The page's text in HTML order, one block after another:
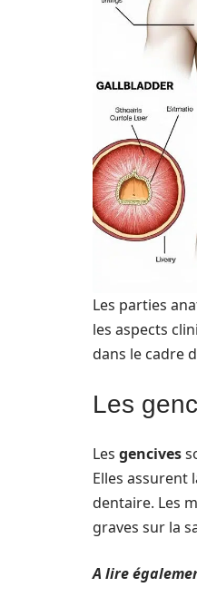
Les parties
les aspects
dans le cadre
Les
Les gencives
Elles assurent
dentaire. Les
graves sur la
A lire